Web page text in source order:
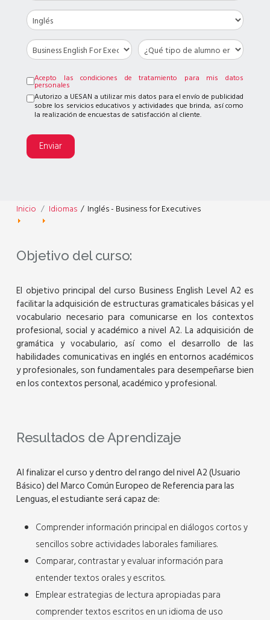
Acepto las condiciones de tratamiento para mis datos
personales
Autorizo a UESAN a utilizar mis datos para el envío de publicidad
sobre los servicios educativos y actividades que brinda, así como
la realización de encuestas de satisfacción al cliente.
Enviar
Inicio Idiomas / Inglés - Business for Executives
Objetivo del curso:
El objetivo principal del curso Business English Level A2 es
facilitar la adquisición de estructuras gramaticales básicas y el
vocabulario necesario para comunicarse en los contextos
profesional, social y académico a nivel A2. La adquisición de
gramática y vocabulario, así como el desarrollo de las
habilidades comunicativas en inglés en entornos académicos
y profesionales, son fundamentales para desempeñarse bien
en los contextos personal, académico y profesional.
Resultados de Aprendizaje
Al finalizar el curso y dentro del rango del nivel A2 (Usuario
Básico) del Marco Común Europeo de Referencia para las
Lenguas, el estudiante será capaz de:
Comprender información principal en diálogos cortos y
sencillos sobre actividades laborales familiares.
Comparar, contrastar y evaluar información para
entender textos orales y escritos.
Emplear estrategias de lectura apropiadas para
comprender textos escritos en un idioma de uso